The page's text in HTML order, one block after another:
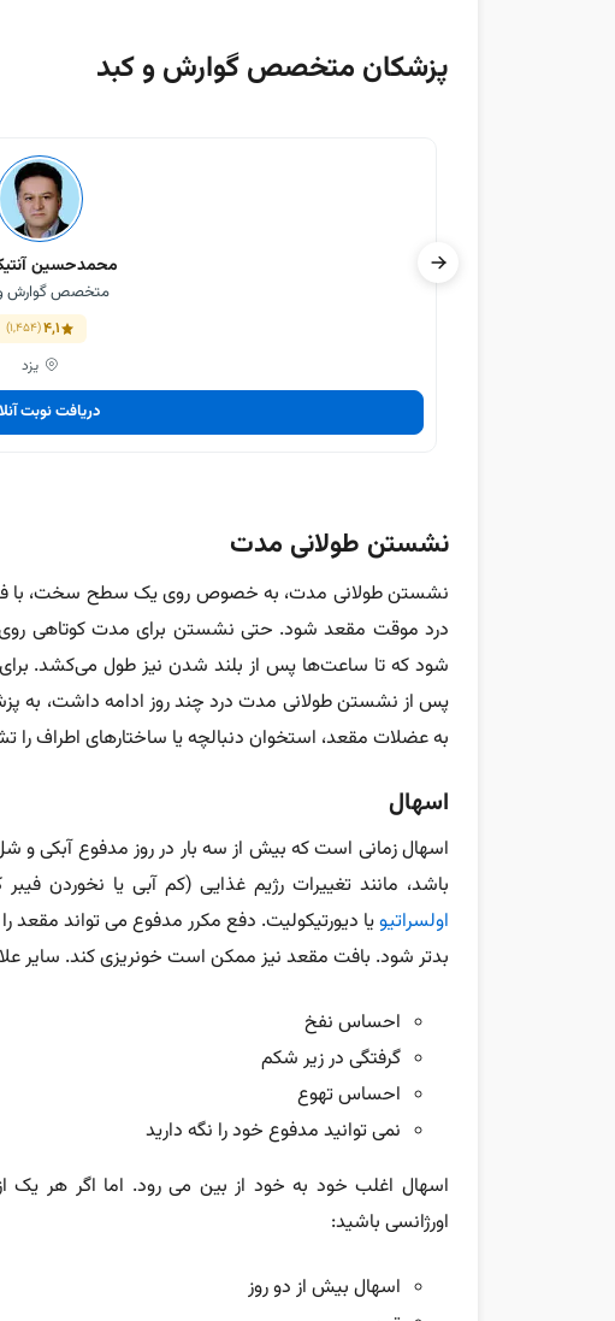
پزشکان متخصص گوارش و کبد
محمدحسین
متخصص گوارش
4,1
(1,454)
یزد
دریافت نوبت
نشستن طولانی مدت
نشستن طولانی مدت، به خصوص روی یک سطح سخت، با
درد موقت مقعد شود. حتی نشستن برای مدت کوتاهی
شود که تا ساعت‌ها پس از بلند شدن نیز طول می‌کشد. برای
پس از نشستن طولانی مدت درد چند روز ادامه داشت، به
به عضلات مقعد، استخوان دنبالچه یا ساختارهای اطراف
اسهال
اسهال زمانی است که بیش از سه بار در روز مدفوع آبکی و
باشد، مانند تغییرات رژیم غذایی (کم آبی یا نخوردن
اولسراتیویا دیورتیکولیت. دفع مکرر مدفوع می تواند مقعد
بدتر شود. بافت مقعد نیز ممکن است خونریزی کند. سایر
احساس نفخ
گرفتگی در زیر شکم
احساس تهوع
نمی توانید مدفوع خود را نگه دارید
اسهال اغلب خود به خود از بین می رود. اما اگر هر یک
اورژانسی باشید:
اسهال بیش از دو روز